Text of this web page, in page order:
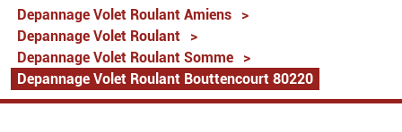
Depannage Volet Roulant Amiens
>
Depannage Volet Roulant
>
Depannage Volet Roulant Somme
>
Depannage Volet Roulant Bouttencourt 80220